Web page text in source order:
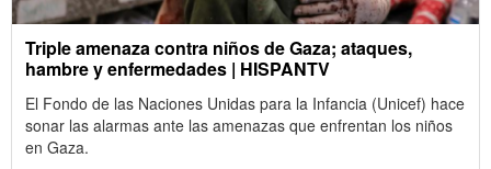
Triple amenaza contra niños de Gaza; ataques,
hambre y enfermedades | HISPANTV
El Fondo de las Naciones Unidas para la Infancia (Unicef) hace
sonar las alarmas ante las amenazas que enfrentan los niños
en Gaza.